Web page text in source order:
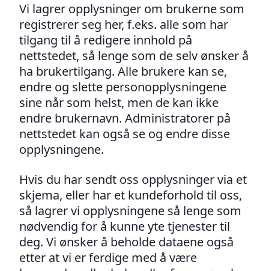
Vi lagrer opplysninger om brukerne som
registrerer seg her, f.eks. alle som har
tilgang til å redigere innhold på
nettstedet, så lenge som de selv ønsker å
ha brukertilgang. Alle brukere kan se,
endre og slette personopplysningene
sine når som helst, men de kan ikke
endre brukernavn. Administratorer på
nettstedet kan også se og endre disse
opplysningene.
Hvis du har sendt oss opplysninger via et
skjema, eller har et kundeforhold til oss,
så lagrer vi opplysningene så lenge som
nødvendig for å kunne yte tjenester til
deg. Vi ønsker å beholde dataene også
etter at vi er ferdige med å være